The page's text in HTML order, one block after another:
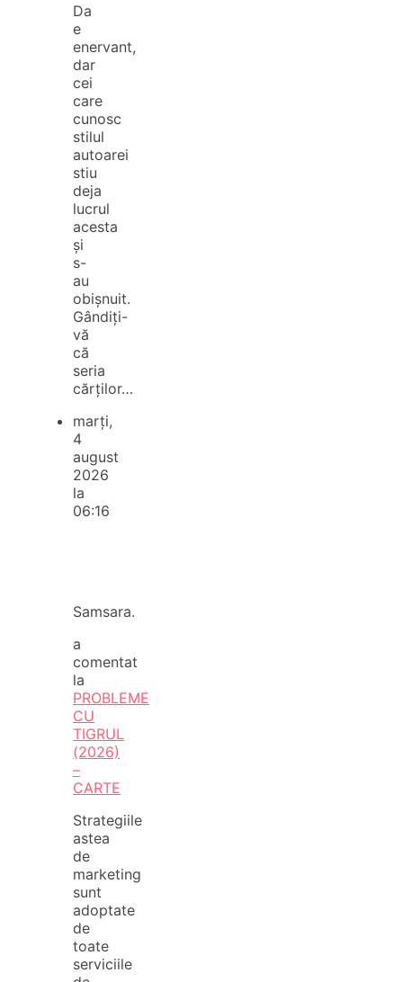
Da
e
enervant,
dar
cei
care
cunosc
stilul
autoarei
stiu
deja
lucrul
acesta
și
s-
au
obișnuit.
Gândiți-
vă
că
seria
cărților…
marți,
4
august
2026
la
06:16
Samsara.
a
comentat
la
PROBLEME
CU
TIGRUL
(2026)
–
CARTE
Strategiile
astea
de
marketing
sunt
adoptate
de
toate
serviciile